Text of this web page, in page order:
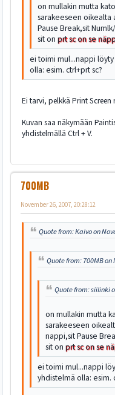
on mullakin mutta
sarakeeseen oikealta
Pause Break,sit
sit on prt sc on se
ei toimi mul...nappi
olla: esim. ctrl+prt sc?
Ei tarvi, pelkkä Print Screen
Kuvan saa näkymään
yhdistelmällä Ctrl + V.
700MB
November 26, 2007, 20:28:12
Quote from: Kaivo on
Quote from: 700MB
Quote from: siilinki
on mullakin mutta
sarakeeseen
nappi,sit Pause
sit on prt sc on se
ei toimi mul...nappi
yhdistelmä olla: esim.